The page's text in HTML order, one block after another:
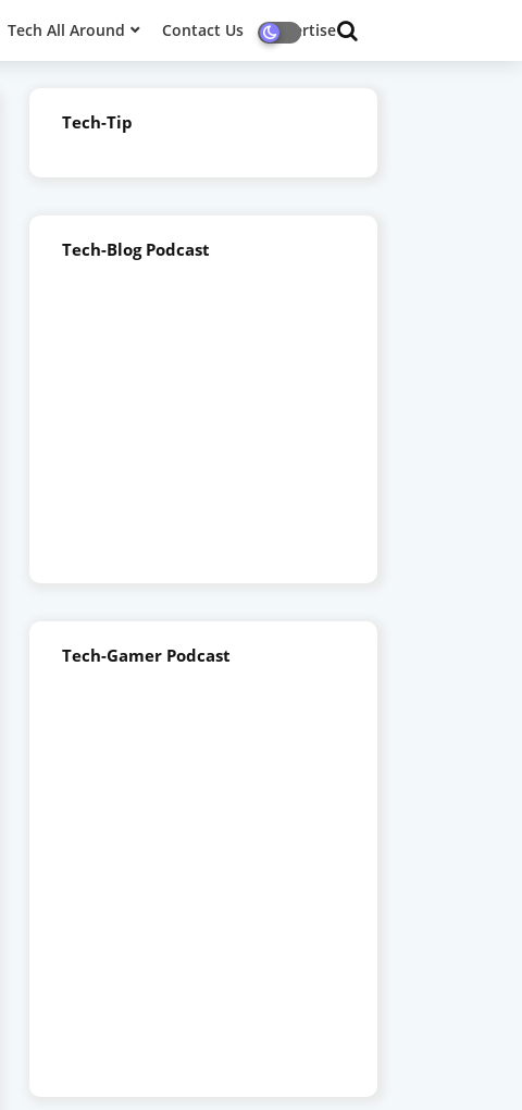
Tech All Around Contact Us Advertise
Tech-Tip
Tech-Blog Podcast
Tech-Gamer Podcast